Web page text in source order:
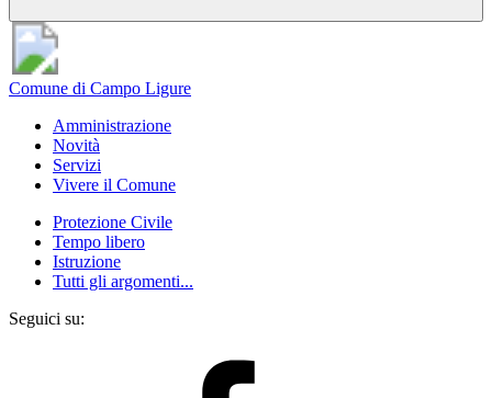
Comune di Campo Ligure
Amministrazione
Novità
Servizi
Vivere il Comune
Protezione Civile
Tempo libero
Istruzione
Tutti gli argomenti...
Seguici su: